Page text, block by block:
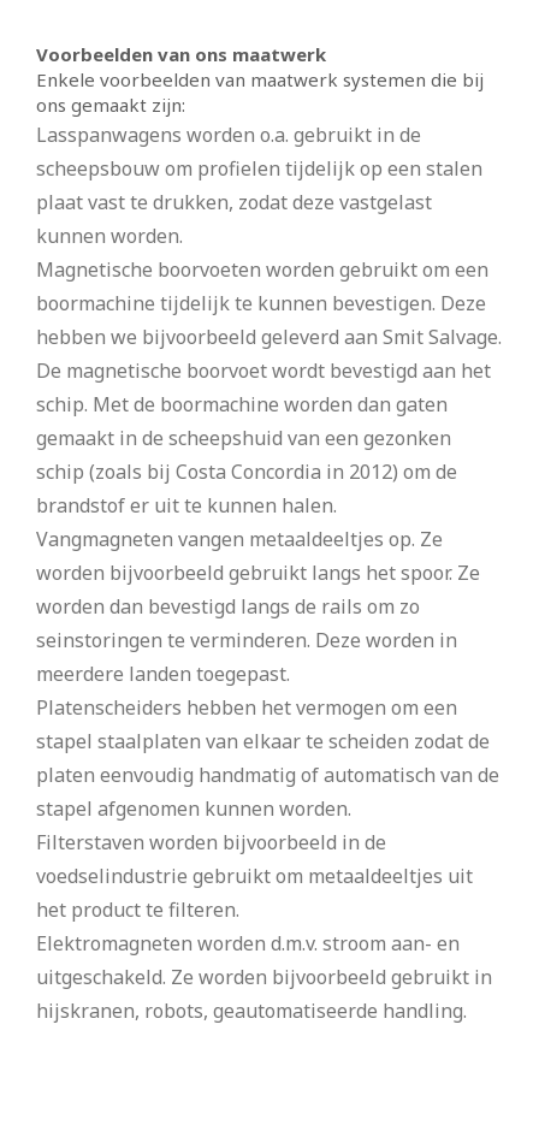
Voorbeelden van ons maatwerk
Enkele voorbeelden van maatwerk systemen die bij
ons gemaakt zijn:
Lasspanwagens worden o.a. gebruikt in de
scheepsbouw om profielen tijdelijk op een stalen
plaat vast te drukken, zodat deze vastgelast
kunnen worden.
Magnetische boorvoeten worden gebruikt om een
boormachine tijdelijk te kunnen bevestigen. Deze
hebben we bijvoorbeeld geleverd aan Smit Salvage.
De magnetische boorvoet wordt bevestigd aan het
schip. Met de boormachine worden dan gaten
gemaakt in de scheepshuid van een gezonken
schip (zoals bij Costa Concordia in 2012) om de
brandstof er uit te kunnen halen.
Vangmagneten vangen metaaldeeltjes op. Ze
worden bijvoorbeeld gebruikt langs het spoor. Ze
worden dan bevestigd langs de rails om zo
seinstoringen te verminderen. Deze worden in
meerdere landen toegepast.
Platenscheiders hebben het vermogen om een
stapel staalplaten van elkaar te scheiden zodat de
platen eenvoudig handmatig of automatisch van de
stapel afgenomen kunnen worden.
Filterstaven worden bijvoorbeeld in de
voedselindustrie gebruikt om metaaldeeltjes uit
het product te filteren.
Elektromagneten worden d.m.v. stroom aan- en
uitgeschakeld. Ze worden bijvoorbeeld gebruikt in
hijskranen, robots, geautomatiseerde handling.